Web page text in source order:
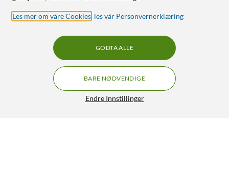
Les mer om våre Cookies les vår Personvernerklæring
Endre Innstillinger
BARE NØDVENDIGE
GODTA ALLE